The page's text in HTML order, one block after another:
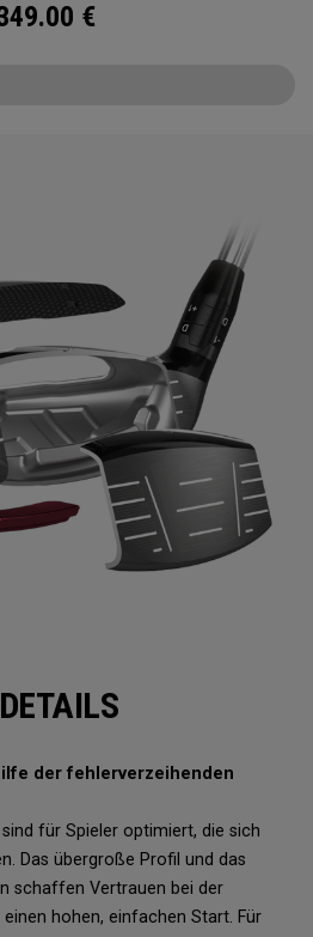
€
der fehlerverzeihenden
für Spieler optimiert, die sich
Das übergroße Profil und das
schaffen Vertrauen bei der
hohen, einfachen Start. Für